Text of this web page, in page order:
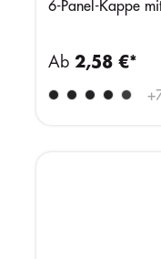
6-Panel-Kappe
+
Ab 2,58 €*